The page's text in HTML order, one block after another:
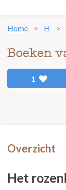
Home H
Boeken
1
Overzicht
Het